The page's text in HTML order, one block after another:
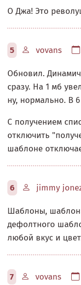
О Джа! Это
5 vovans
Обновил.
сразу. На 1 мб
ну, нормально. В
С получением
отключить
шаблоне
6 jimmy
Шаблоны,
дефолтного
любой вкус и
7 vovans